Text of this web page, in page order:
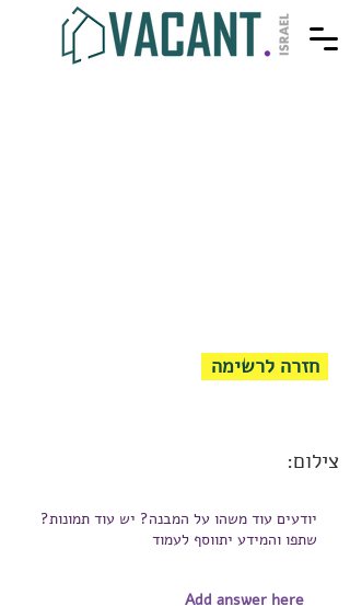
חזרה לרשימה
צילום:
יודעים עוד משהו על המבנה? יש עוד תמונות?
שתפו והמידע יתווסף לעמוד